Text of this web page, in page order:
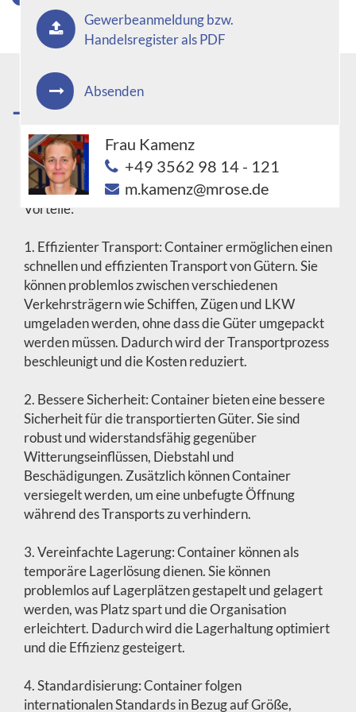
Was sind die Vorteile von Containern in
der modernen Logistik?
Container haben in der modernen Logistik zahlreiche
Vorteile:
1. Effizienter Transport: Container ermöglichen einen
schnellen und effizienten Transport von Gütern. Sie
können problemlos zwischen verschiedenen
Verkehrsträgern wie Schiffen, Zügen und LKW
umgeladen werden, ohne dass die Güter umgepackt
werden müssen. Dadurch wird der Transportprozess
beschleunigt und die Kosten reduziert.
2. Bessere Sicherheit: Container bieten eine bessere
Sicherheit für die transportierten Güter. Sie sind
robust und widerstandsfähig gegenüber
Witterungseinflüssen, Diebstahl und
Beschädigungen. Zusätzlich können Container
versiegelt werden, um eine unbefugte Öffnung
während des Transports zu verhindern.
3. Vereinfachte Lagerung: Container können als
temporäre Lagerlösung dienen. Sie können
problemlos auf Lagerplätzen gestapelt und gelagert
werden, was Platz spart und die Organisation
erleichtert. Dadurch wird die Lagerhaltung optimiert
und die Effizienz gesteigert.
4. Standardisierung: Container folgen
internationalen Standards in Bezug auf Größe,
Gewerbeanmeldung bzw.
Handelsregister als PDF
Absenden
Frau Kamenz
+49 3562 98 14 - 121
m.kamenz@mrose.de